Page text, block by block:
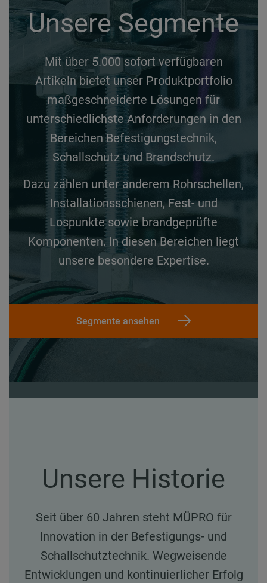
Unsere Segmente
Mit über 5.000 sofort verfügbaren
Artikeln bietet unser Produktportfolio
maßgeschneiderte Lösungen für
unterschiedlichste Anforderungen in den
Bereichen Befestigungstechnik,
Schallschutz und Brandschutz.
Dazu zählen unter anderem Rohrschellen,
Installationsschienen, Fest- und
Lospunkte sowie brandgeprüfte
Komponenten. In diesen Bereichen liegt
unsere besondere Expertise.
Segmente ansehen
Unsere Historie
Seit über 60 Jahren steht MÜPRO für
Innovation in der Befestigungs- und
Schallschutztechnik. Wegweisende
Entwicklungen und kontinuierlicher Erfolg